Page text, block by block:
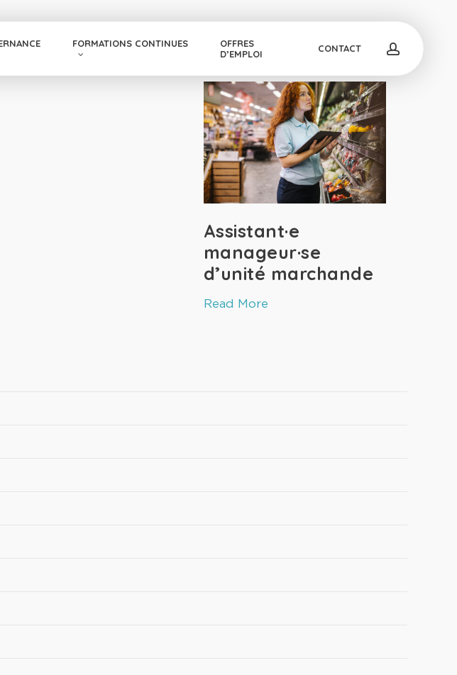
FORMATIONS CONTINUES
OFFRES
D’EMPLOI
CONTACT account
Assistant·e
manageur·se
d’unité marchande
Read More